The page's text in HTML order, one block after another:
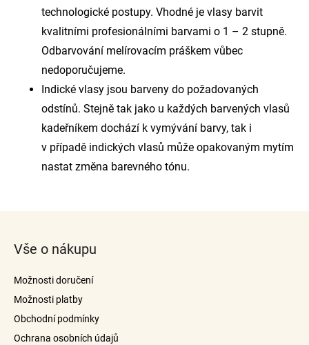
technologické postupy. Vhodné je vlasy barvit
kvalitními profesionálními barvami o 1 – 2 stupně.
Odbarvování melírovacím práškem vůbec
nedoporučujeme.
Indické vlasy jsou barveny do požadovaných
odstínů. Stejně tak jako u každých barvených vlasů
kadeřníkem dochází k vymývání barvy, tak i
v případě indických vlasů může opakovaným mytím
nastat změna barevného tónu.
Vše o nákupu
Možnosti doručení
Možnosti platby
Obchodní podmínky
Ochrana osobních údajů